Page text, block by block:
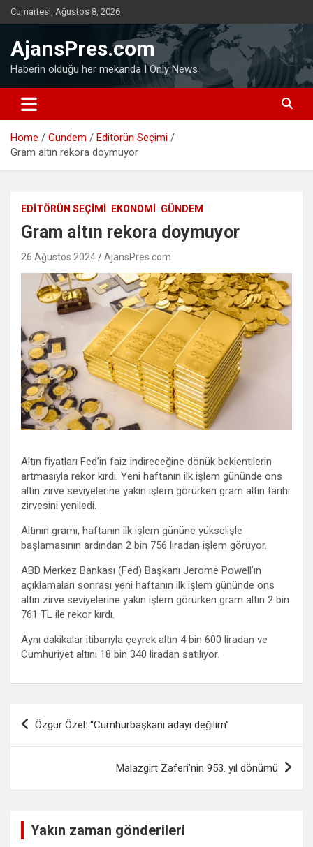
Skip
to
Cumartesi, Ağustos 8, 2026
AjansPres.com
Haberin olduğu her mekanda I Only News
Home Gündem
Editörün Seçimi
Gram altın rekora doymuyor
EDITÖRÜN SEÇIMI EKONOMI GÜNDEM
Gram altın rekora doymuyor
26 Ağustos 2024 AjansPres.com
Altın fiyatları Fed’in faiz indireceğine dönük beklentilerin
artmasıyla rekor kırdı. Yeni haftanın ilk işlem gününde ons
altın zirve seviyelerine yakın işlem görürken gram altın tarihi
zirvesini yeniledi.
Altının gramı, haftanın ilk işlem gününe yükselişle
başlamasının ardından 2 bin 756 liradan işlem görüyor.
ABD Merkez Bankası (Fed) Başkanı Jerome Powell’ın
açıklamaları sonrası yeni haftanın ilk işlem gününde ons
altın zirve seviyelerine yakın işlem görürken gram altın 2 bin
761 TL ile rekor kırdı.
Aynı dakikalar itibarıyla çeyrek altın 4 bin 600 liradan ve
Cumhuriyet altını 18 bin 340 liradan satılıyor.
Yazı
gezinmesi
Özgür Özel: “Cumhurbaşkanı adayı değilim”
Malazgirt Zaferi’nin 953. yıl dönümü
Yakın zaman gönderileri